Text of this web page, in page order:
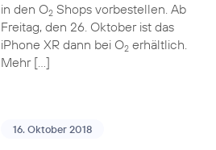
in den O2Shops vorbestellen. Ab
Freitag, den 26. Oktober ist das
iPhone XR dann bei O2erhältlich.
Mehr […]
16. Oktober 2018